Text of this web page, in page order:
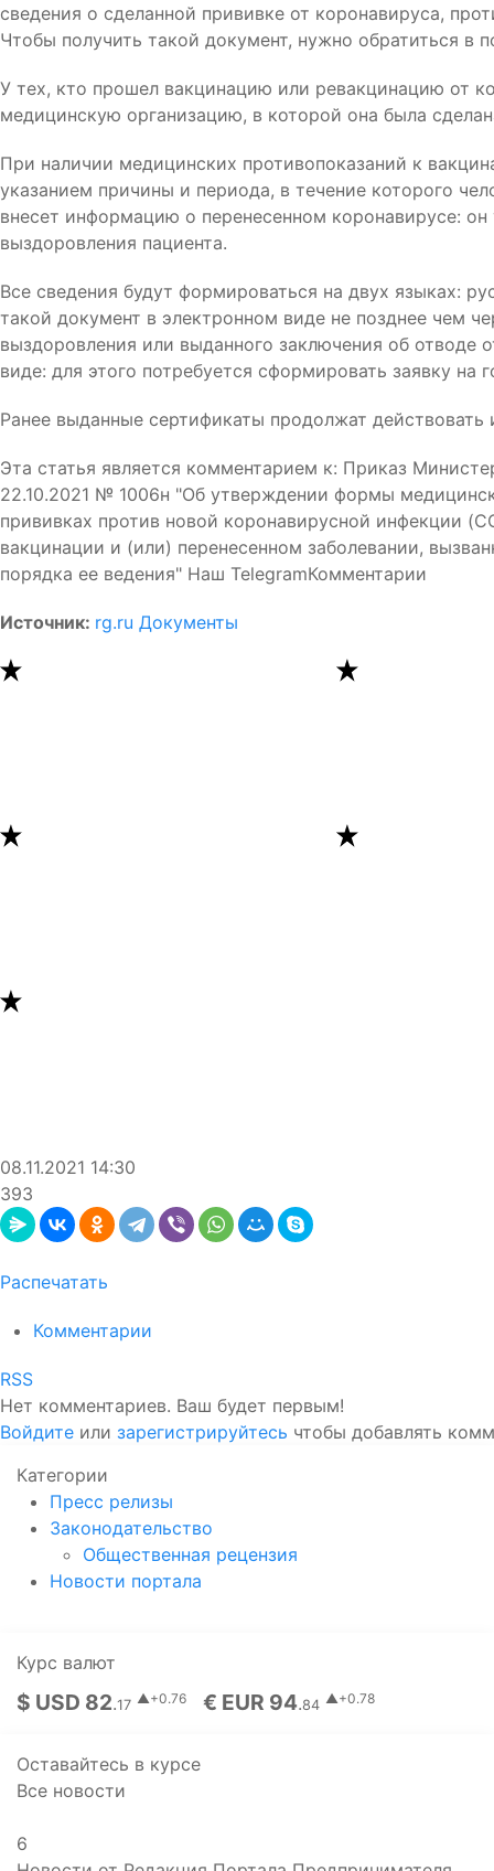
сведения о сделанной прививке от коронавируса,
Чтобы получить такой документ, нужно обратиться в
У тех, кто прошел вакцинацию или ревакцинацию от
медицинскую организацию, в которой она была
При наличии медицинских противопоказаний к
указанием причины и периода, в течение которого
внесет информацию о перенесенном коронавирусе:
выздоровления пациента.
Все сведения будут формироваться на двух языках:
такой документ в электронном виде не позднее чем
выздоровления или выданного заключения об отводе
виде: для этого потребуется сформировать заявку на
Ранее выданные сертификаты продолжат
Эта статья является комментарием к: Приказ
22.10.2021 № 1006н "Об утверждении формы
прививках против новой коронавирусной инфекции
вакцинации и (или) перенесенном заболевании,
порядка ее ведения" Наш TelegramКомментарии
Источник: rg.ru Документы
08.11.2021 14:30
393
Распечатать
Комментарии
RSS
Нет комментариев. Ваш будет первым!
Войдите или зарегистрируйтесь чтобы добавлять
Категории
Пресс релизы
Законодательство
Общественная рецензия
Новости портала
Курс валют
$ USD 82.17 ▲+0.76 € EUR 94.84 ▲+0.78
Оставайтесь в курсе
Все новости
6